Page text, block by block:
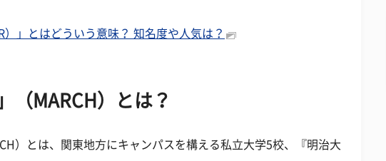
）」とはどういう意味？ 知名度や人気は？
（MARCH）とは？
）とは、関東地方にキャンパスを構える私立大学5校、『明治大